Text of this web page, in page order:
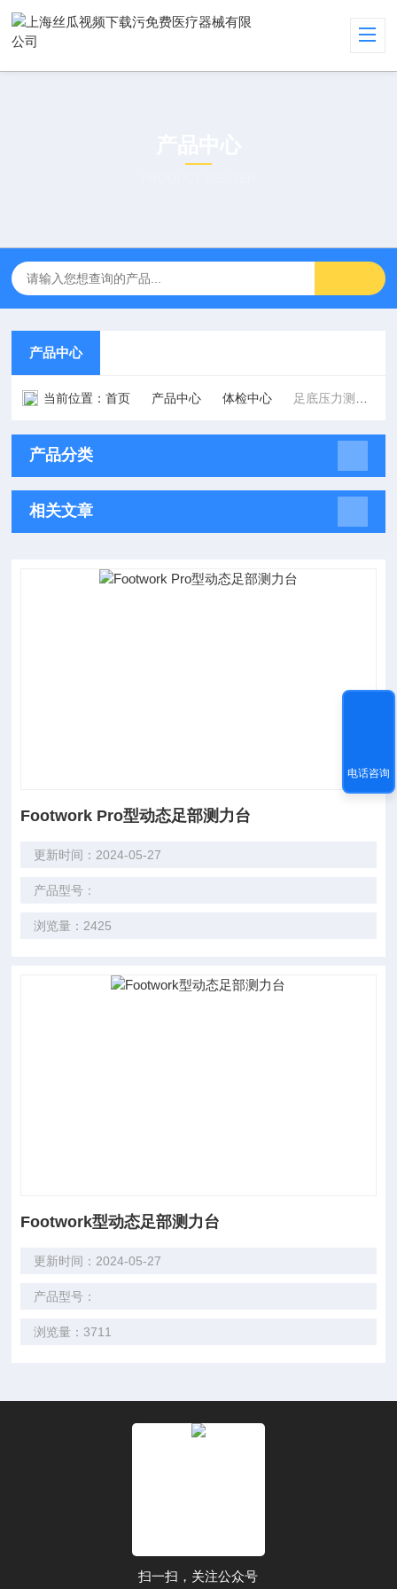
产品中心
当前位置：首页 产品中心 体检中心 足底压力测试系统
产品分类
相关文章
Footwork Pro型动态足部测力台
更新时间：2024-05-27
产品型号：
浏览量：2425
Footwork型动态足部测力台
更新时间：2024-05-27
产品型号：
浏览量：3711
扫一扫，关注公众号
电话咨询